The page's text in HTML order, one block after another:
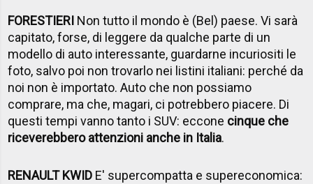
FORESTIERI Non tutto il mondo è (Bel) paese. Vi sarà
capitato, forse, di leggere da qualche parte di un
modello di auto interessante, guardarne incuriositi le
foto, salvo poi non trovarlo nei listini italiani: perché da
noi non è importato. Auto che non possiamo
comprare, ma che, magari, ci potrebbero piacere. Di
questi tempi vanno tanto i SUV: eccone cinque che
riceverebbero attenzioni anche in Italia.
RENAULT KWID E' supercompatta e supereconomica: